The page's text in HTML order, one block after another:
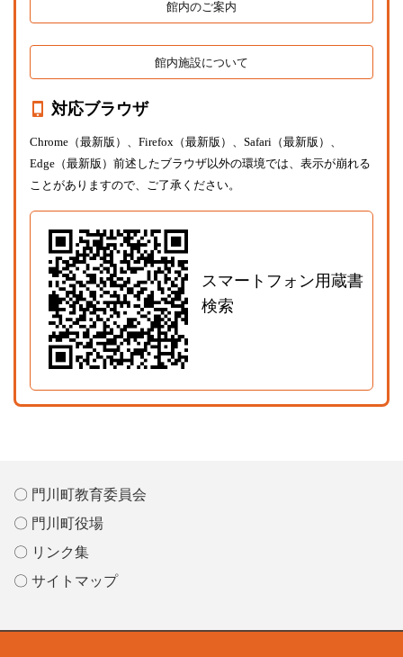
館内のご案内
館内施設について
対応ブラウザ
Chrome（最新版）、Firefox（最新版）、Safari（最新版）、
Edge（最新版）前述したブラウザ以外の環境では、表示が崩れる
ことがありますので、ご了承ください。
スマートフォン用蔵書
検索
〇 門川町教育委員会
〇 門川町役場
〇 リンク集
〇 サイトマップ